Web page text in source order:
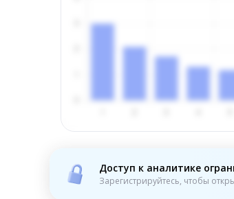
Доступ к аналитике
Зарегистрируйтесь, чтобы